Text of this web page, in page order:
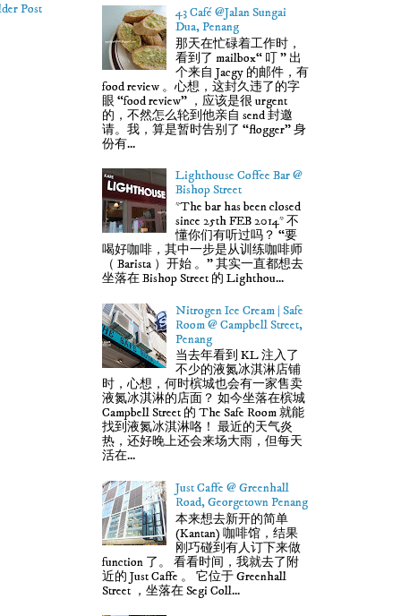
Post
43 Café @Jalan Sungai
Dua, Penang
那天在忙碌着工作时，
看到了 mailbox“ 叮 ” 出
个来自 Jacgy 的邮件，有
food review 。心想，这封久违了的字
眼 “food review” ，应该是很 urgent
的，不然怎么轮到他亲自 send 封邀
请。我，算是暂时告别了 “flogger” 身
份有...
Lighthouse Coffee Bar @
Bishop Street
*The bar has been closed
since 25th FEB 2014* 不
懂你们有听过吗？ “要
喝好咖啡，其中一步是从训练咖啡师
（ Barista ）开始 。” 其实一直都想去
坐落在 Bishop Street 的 Lighthou...
Nitrogen Ice Cream | Safe
Room @ Campbell Street,
Penang
当去年看到 KL 注入了
不少的液氮冰淇淋店铺
时，心想，何时槟城也会有一家售卖
液氮冰淇淋的店面？ 如今坐落在槟城
Campbell Street 的 The Safe Room 就能
找到液氮冰淇淋咯！ 最近的天气炎
热，还好晚上还会来场大雨，但每天
活在...
Just Caffe @ Greenhall
Road, Georgetown Penang
本来想去新开的简单
(Kantan) 咖啡馆，结果
刚巧碰到有人订下来做
function 了。 看看时间，我就去了附
近的 Just Caffe 。 它位于 Greenhall
Street ，坐落在 Segi Coll...